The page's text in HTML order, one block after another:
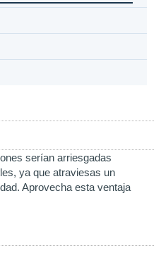
serían arriesgadas
ya que atraviesas un
Aprovecha esta ventaja